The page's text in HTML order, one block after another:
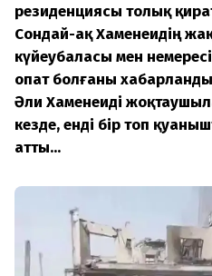
резиденциясы толық
Сондай-ақ Хаменеидің
күйеубаласы мен
опат болғаны
Әли Хаменеиді
кезде, енді бір топ
атты...